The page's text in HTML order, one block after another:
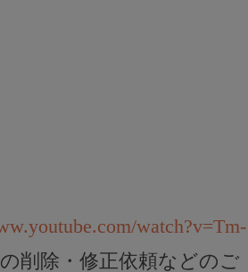
watch?v=Tm-
の削除・修正依頼などのご